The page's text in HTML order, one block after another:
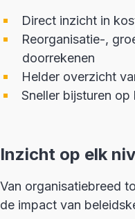
Direct inzicht in
Reorganisatie-,
doorrekenen
Helder overzicht
Sneller bijsturen
Inzicht op elk
Van organisatiebreed
de impact van